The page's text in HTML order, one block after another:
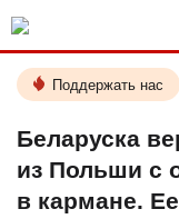
Поддержать нас
Беларуска
из Польши с
в кармане.